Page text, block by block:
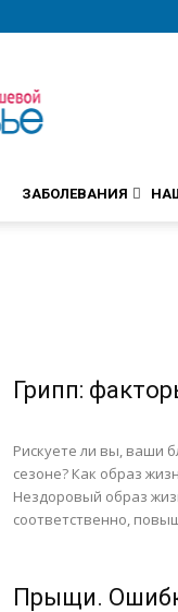
ЗАБОЛЕВАНИЯ
Грипп:
Рискуете ли вы, ваши
сезоне? Как образ
Нездоровый образ
соответственно,
Прыщи.